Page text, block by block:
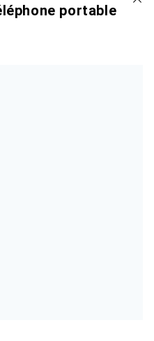
portable